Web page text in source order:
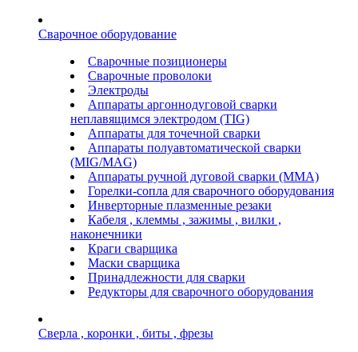
Сварочное оборудование
Сварочные позиционеры
Сварочные проволоки
Электроды
Аппараты аргоннодуговой сварки
неплавящимся электродом (TIG)
Аппараты для точечной сварки
Аппараты полуавтоматической сварки
(MIG/MAG)
Аппараты ручной дуговой сварки (ММА)
Горелки-сопла для сварочного оборудования
Инверторные плазменные резаки
Кабеля , клеммы , зажимы , вилки ,
наконечники
Краги сварщика
Маски сварщика
Принадлежности для сварки
Редукторы для сварочного оборудования
Сверла , коронки , биты , фрезы